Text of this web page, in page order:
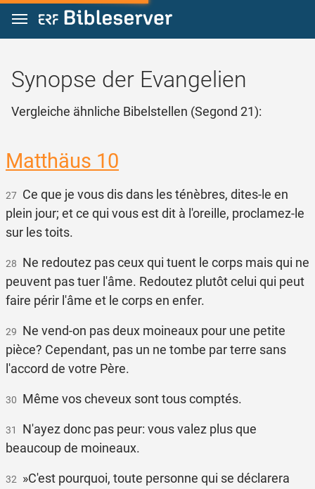
Zum Inhalt springen
Synopse der Evangelien
Vergleiche ähnliche Bibelstellen (Segond 21):
Matthäus 10
27 Ce que je vous dis dans les ténèbres, dites-le en
plein jour; et ce qui vous est dit à l'oreille, proclamez-le
sur les toits.
28 Ne redoutez pas ceux qui tuent le corps mais qui ne
peuvent pas tuer l'âme. Redoutez plutôt celui qui peut
faire périr l'âme et le corps en enfer.
29 Ne vend-on pas deux moineaux pour une petite
pièce? Cependant, pas un ne tombe par terre sans
l'accord de votre Père.
30 Même vos cheveux sont tous comptés.
31
N'ayez donc pas peur: vous valez plus que
beaucoup de moineaux.
32 »C'est pourquoi, toute personne qui se déclarera